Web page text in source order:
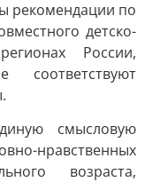
рекомендации по
детско-
России,
соответствуют
смысловую
нравственных
возраста,